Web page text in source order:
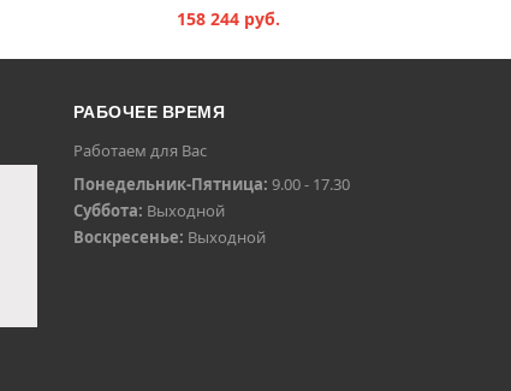
158 244 руб.
РАБОЧЕЕ ВРЕМЯ
Работаем для Вас
Понедельник-Пятница: 9.00 - 17.30
Суббота: Выходной
Воскресенье: Выходной